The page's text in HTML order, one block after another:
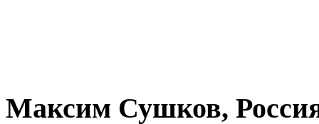
Максим Сушков,